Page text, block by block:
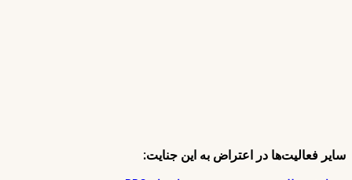
سایر فعالیت‌ها در اعتراض به این جنایت: